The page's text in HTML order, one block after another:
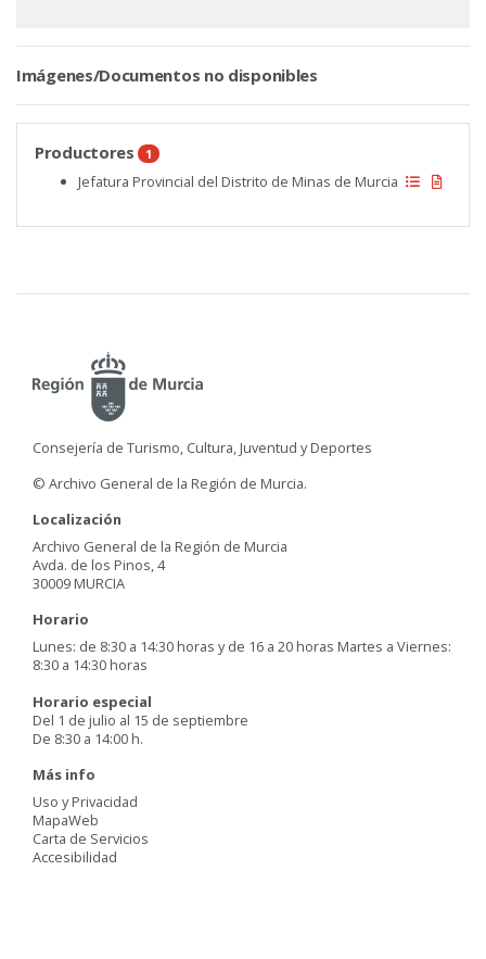
Imágenes/Documentos no disponibles
Productores 1
Jefatura Provincial del Distrito de Minas de Murcia
Consejería de Turismo, Cultura, Juventud y Deportes
© Archivo General de la Región de Murcia.
Localización
Archivo General de la Región de Murcia
Avda. de los Pinos, 4
30009 MURCIA
Horario
Lunes: de 8:30 a 14:30 horas y de 16 a 20 horas Martes a Viernes:
8:30 a 14:30 horas
Horario especial
Del 1 de julio al 15 de septiembre
De 8:30 a 14:00 h.
Más info
Uso y Privacidad
MapaWeb
Carta de Servicios
Accesibilidad